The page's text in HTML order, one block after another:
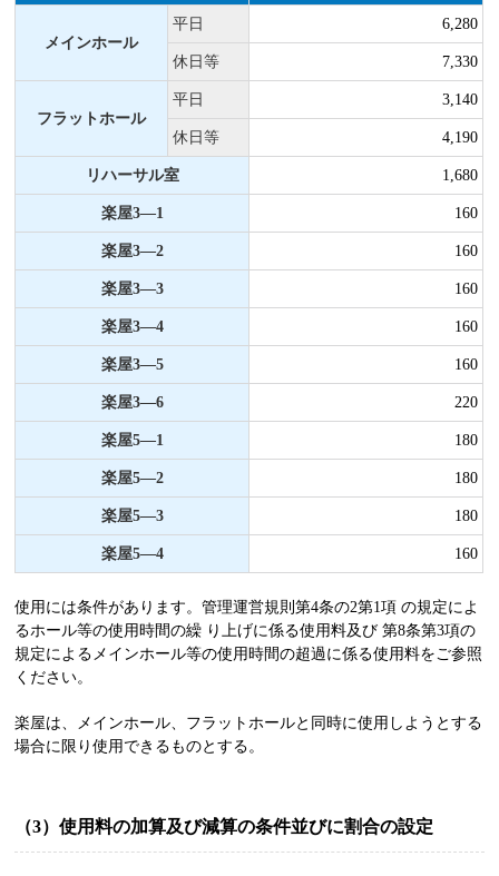
メインホール
平日 6,280
休日等 7,330
フラットホール
平日 3,140
休日等 4,190
リハーサル室 1,680
楽屋3―1 160
楽屋3―2 160
楽屋3―3 160
楽屋3―4 160
楽屋3―5 160
楽屋3―6 220
楽屋5―1 180
楽屋5―2 180
楽屋5―3 180
楽屋5―4 160
使用には条件があります。管理運営規則第4条の2第1項 の規定によ
るホール等の使用時間の繰 り上げに係る使用料及び 第8条第3項の
規定によるメインホール等の使用時間の超過に係る使用料をご参照
ください。
楽屋は、メインホール、フラットホールと同時に使用しようとする
場合に限り使用できるものとする。
（3）使用料の加算及び減算の条件並びに割合の設定